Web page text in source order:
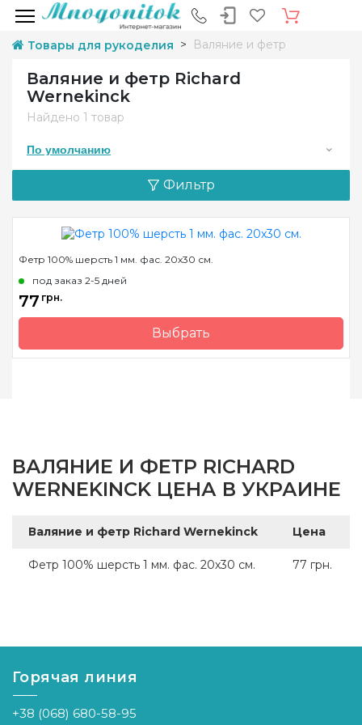
Товары для рукоделия Валяние и фетр
Валяние и фетр Richard
Wernekinck
Найдено 1 товар
По умолчанию
Фильтр
Фетр 100% шерсть 1 мм. фас. 20х30 см.
под заказ 2-5 дней
77 грн.
Выбрать
Бренд
Richard Wernekinck
ВАЛЯНИЕ И ФЕТР RICHARD
WERNEKINCK ЦЕНА В УКРАИНЕ
Валяние и фетр Richard Wernekinck Цена
Фетр 100% шерсть 1 мм. фас. 20х30 см. 77 грн.
Горячая линия
+38 (068) 680-58-95